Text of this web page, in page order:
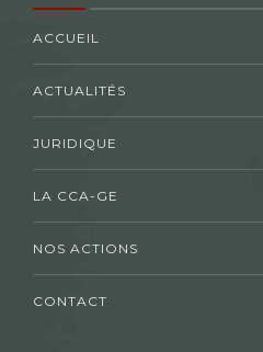
ACCUEIL
ACTUALITÉS
JURIDIQUE
LA CCA-GE
NOS ACTIONS
CONTACT